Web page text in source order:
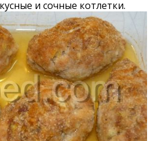
и сочные котлетки.